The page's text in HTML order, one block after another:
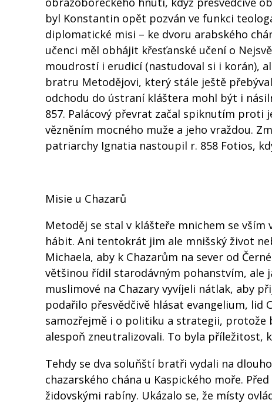
byl Konstantin opět pozván ve funkci
diplomatické misi – ke dvoru arabského
učenci měl obhájit křesťanské učení o
moudrostí i erudicí (nastudoval si i korán),
bratru Metodějovi, který stále ještě
odchodu do ústraní kláštera mohl být i
857. Palácový převrat začal spiknutím proti
vězněním mocného muže a jeho vraždou.
patriarchy Ignatia nastoupil r. 858 Fotios,
Misie u Chazarů
Metoděj se stal v klášteře mnichem se
hábit. Ani tentokrát jim ale mnišský život
Michaela, aby k Chazarům na sever od
většinou řídil starodávným pohanstvím,
muslimové na Chazary vyvíjeli nátlak, aby
podařilo přesvědčivě hlásat evangelium, lid
samozřejmě i o politiku a strategii, protože
alespoň zneutralizovali. To byla příležitost,
Tehdy se dva soluňští bratři vydali na
chazarského chána u Kaspického moře.
židovskými rabíny. Ukázalo se, že místy